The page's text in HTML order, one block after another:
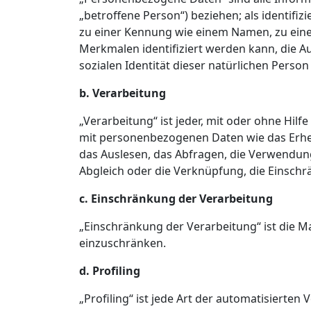
„betroffene Person“) beziehen; als
zu einer Kennung wie einem Namen, zu
Merkmalen identifiziert werden kann, die
sozialen Identität dieser natürlichen
b. Verarbeitung
„Verarbeitung“ ist jeder, mit oder ohne
mit personenbezogenen Daten wie das
das Auslesen, das Abfragen, die
Abgleich oder die Verknüpfung, die
c. Einschränkung der Verarbeitung
„Einschränkung der Verarbeitung“ ist die
einzuschränken.
d. Profiling
„Profiling“ ist jede Art der automatisierten